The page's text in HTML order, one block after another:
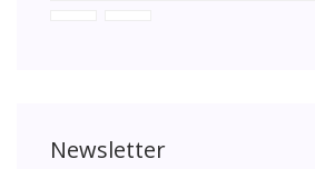
Newsletter